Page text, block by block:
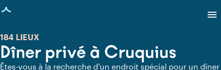
chargée
menu
Dîner privé à Cruquius
184 LIEUX
Êtes-vous à la recherche d'un endroit spécial pour un dîner